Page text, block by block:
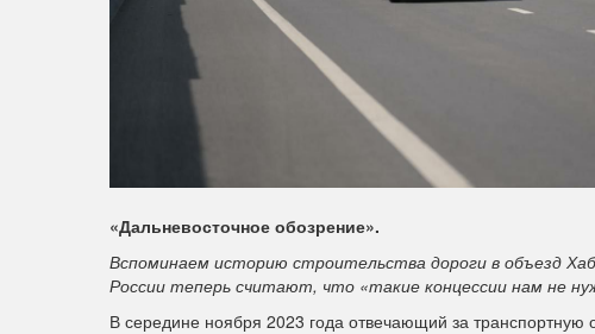
«Дальневосточное обозрение».
Вспоминаем историю строительства дороги в объезд
России теперь считают, что «такие концессии нам не
В середине ноября 2023 года отвечающий за